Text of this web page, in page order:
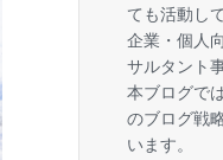
ても活動し
企業・個人
サルタント
本ブログで
のブログ戦
います。